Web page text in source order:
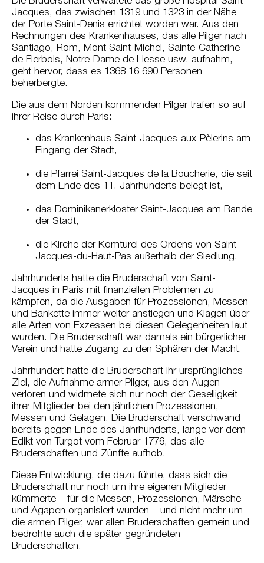
Jacques, das zwischen 1319 und 1323 in der Nähe
der Porte Saint-Denis errichtet worden war. Aus den
Rechnungen des Krankenhauses, das alle Pilger nach
Santiago, Rom, Mont Saint-Michel, Sainte-Catherine
de Fierbois, Notre-Dame de Liesse usw. aufnahm,
geht hervor, dass es 1368 16 690 Personen
beherbergte.
Die aus dem Norden kommenden Pilger trafen so auf
ihrer Reise durch Paris:
das Krankenhaus Saint-Jacques-aux-Pèlerins am
Eingang der Stadt,
die Pfarrei Saint-Jacques de la Boucherie, die seit
dem Ende des 11. Jahrhunderts belegt ist,
das Dominikanerkloster Saint-Jacques am Rande
der Stadt,
die Kirche der Komturei des Ordens von Saint-
Jacques-du-Haut-Pas außerhalb der Siedlung.
Jahrhunderts hatte die Bruderschaft von Saint-
Jacques in Paris mit finanziellen Problemen zu
kämpfen, da die Ausgaben für Prozessionen, Messen
und Bankette immer weiter anstiegen und Klagen über
alle Arten von Exzessen bei diesen Gelegenheiten laut
wurden. Die Bruderschaft war damals ein bürgerlicher
Verein und hatte Zugang zu den Sphären der Macht.
Jahrhundert hatte die Bruderschaft ihr ursprüngliches
Ziel, die Aufnahme armer Pilger, aus den Augen
verloren und widmete sich nur noch der Geselligkeit
ihrer Mitglieder bei den jährlichen Prozessionen,
Messen und Gelagen. Die Bruderschaft verschwand
bereits gegen Ende des Jahrhunderts, lange vor dem
Edikt von Turgot vom Februar 1776, das alle
Bruderschaften und Zünfte aufhob.
Diese Entwicklung, die dazu führte, dass sich die
Bruderschaft nur noch um ihre eigenen Mitglieder
kümmerte – für die Messen, Prozessionen, Märsche
und Agapen organisiert wurden – und nicht mehr um
die armen Pilger, war allen Bruderschaften gemein und
bedrohte auch die später gegründeten
Bruderschaften.